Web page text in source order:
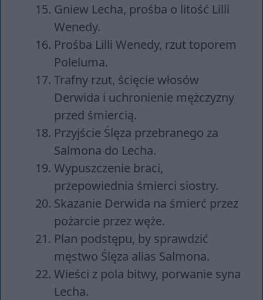
Gniew Lecha, prośba o litość Lilli
Wenedy.
Prośba Lilli Wenedy, rzut toporem
Poleluma.
Trafny rzut, ścięcie włosów
Derwida i uchronienie mężczyzny
przed śmiercią.
Przyjście Ślęza przebranego za
Salmona do Lecha.
Wypuszczenie braci,
przepowiednia śmierci siostry.
Skazanie Derwida na śmierć przez
pożarcie przez węże.
Plan podstępu, by sprawdzić
męstwo Ślęza alias Salmona.
Wieści z pola bitwy, porwanie syna
Lecha.